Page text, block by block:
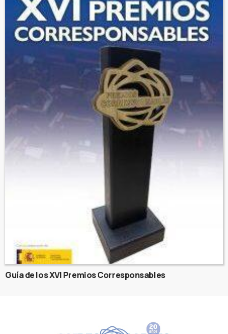
Guía de los XVI Premios Corresponsables